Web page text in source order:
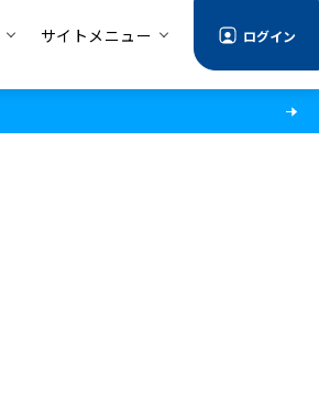
サイトメニュー ログイン